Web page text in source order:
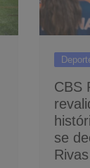
CBS
se
Rivas